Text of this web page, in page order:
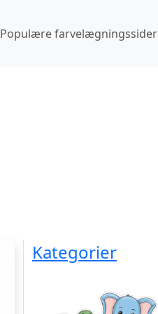
Populære farvelægningssider
Kategorier